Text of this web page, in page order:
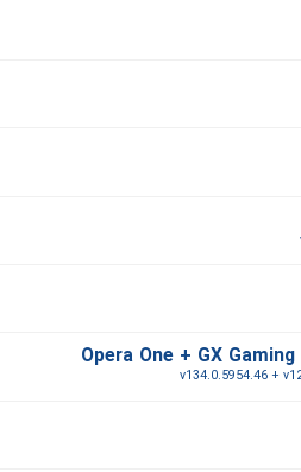
Opera One + GX
v134.0.5954.46 +